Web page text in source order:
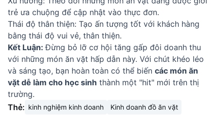
trẻ ưa chuộng để cập nhật vào thực đơn.
Thái độ thân thiện: Tạo ấn tượng tốt với khách hàng
bằng thái độ vui vẻ, thân thiện.
Kết Luận:Đừng bỏ lỡ cơ hội tăng gấp đôi doanh thu
với những món ăn vặt hấp dẫn này. Với chút khéo léo
và sáng tạo, bạn hoàn toàn có thể biến các món ăn
vặt dễ làm cho học sinh thành một "hit" mới trên thị
trường.
Thẻ: kinh nghiệm kinh doanh Kinh doanh đồ ăn vặt